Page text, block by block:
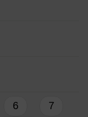
6
7